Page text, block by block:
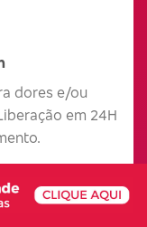
dores e/ou
em 24H